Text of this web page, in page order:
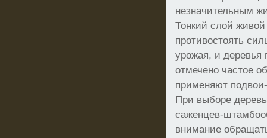
незначительным
Тонкий слой
противостоять
урожая, и деревья
отмечено частое
применяют
При выборе
саженцев-
внимание